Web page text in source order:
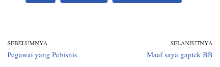
SEBELUMNYA
Pegawai yang Pebisnis
SELANJUTNYA
Maaf saya gaptek BB